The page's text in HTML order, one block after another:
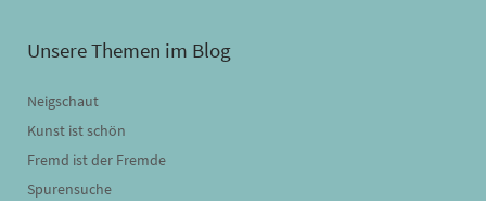
Unsere Themen im Blog
Neigschaut
Kunst ist schön
Fremd ist der Fremde
Spurensuche